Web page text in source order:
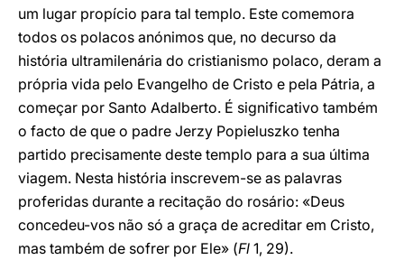
um lugar propício para tal templo. Este comemora
todos os polacos anónimos que, no decurso da
história ultramilenária do cristianismo polaco, deram a
própria vida pelo Evangelho de Cristo e pela Pátria, a
começar por Santo Adalberto. É significativo também
o facto de que o padre Jerzy Popieluszko tenha
partido precisamente deste templo para a sua última
viagem. Nesta história inscrevem-se as palavras
proferidas durante a recitação do rosário: «Deus
concedeu-vos não só a graça de acreditar em Cristo,
mas também de sofrer por Ele» (Fl 1, 29).